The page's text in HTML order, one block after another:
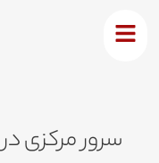
سرور مرکزی